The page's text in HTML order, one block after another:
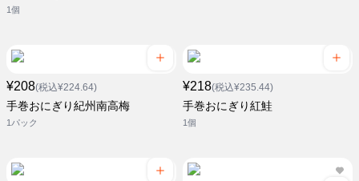
1個
¥208(税込¥224.64)
手巻おにぎり紀州南高梅
1パック
¥218(税込¥235.44)
手巻おにぎり紅鮭
1個